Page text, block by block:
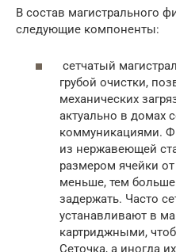
В состав магистрального
следующие компоненты:
сетчатый
грубой очистки,
механических
актуально в домах
коммуникациями.
из нержавеющей
размером ячейки
меньше, тем
задержать. Часто
устанавливают в
картриджными,
Сеточка, а иногда